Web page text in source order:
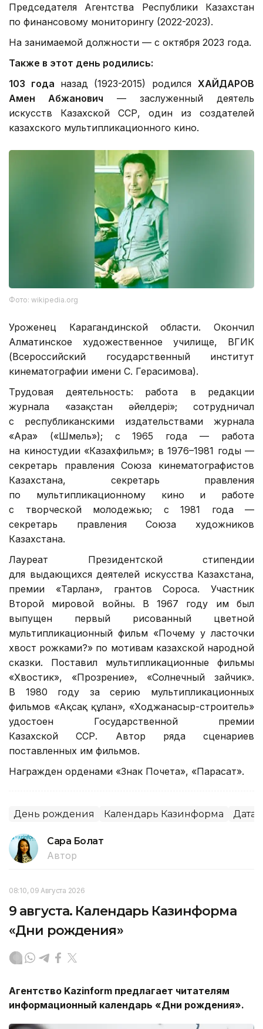
Председателя Агентства Республики Казахстан
по финансовому мониторингу (2022-2023).
На занимаемой должности — с октября 2023 года.
Также в этот день родились:
103 года назад (1923-2015) родилсяХАЙДАРОВ
Амен Абжанович — заслуженный деятель
искусств Казахской ССР, один из создателей
казахского мультипликационного кино.
Фото: wikipedia.org
Уроженец Карагандинской области. Окончил
Алматинское художественное училище, ВГИК
(Всероссийский государственный институт
кинематографии имени С. Герасимова).
Трудовая деятельность: работа в редакции
журнала «Қазақстан әйелдері»; сотрудничал
с республиканскими издательствами журнала
«Ара» («Шмель»); с 1965 года — работа
на киностудии «Казахфильм»; в 1976–1981 годы —
секретарь правления Союза кинематографистов
Казахстана, секретарь правления
по мультипликационному кино и работе
с творческой молодежью; с 1981 года —
секретарь правления Союза художников
Казахстана.
Лауреат Президентской стипендии
для выдающихся деятелей искусства Казахстана,
премии «Тарлан», грантов Сороса. Участник
Второй мировой войны. В 1967 году им был
выпущен первый рисованный цветной
мультипликационный фильм «Почему у ласточки
хвост рожками?» по мотивам казахской народной
сказки. Поставил мультипликационные фильмы
«Хвостик», «Прозрение», «Солнечный зайчик».
В 1980 году за серию мультипликационных
фильмов «Ақсақ құлан», «Ходжанасыр-строитель»
удостоен Государственной премии
Казахской ССР. Автор ряда сценариев
поставленных им фильмов.
Награжден орденами «Знак Почета», «Парасат».
День рождения Календарь Казинформа Дата
Сара Болат
Автор
08:10, 09 Августа 2026
9 августа. Календарь Казинформа
«Дни рождения»
Агентство Kazinform предлагает читателям
информационный календарь «Дни рождения».